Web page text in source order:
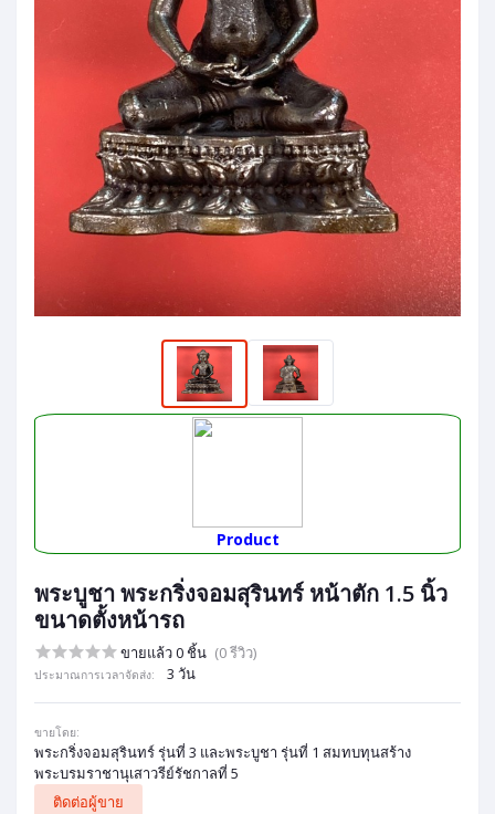
Product
พระบูชา พระกริ่งจอมสุรินทร์ หน้าตัก 1.5 นิ้ว
ขนาดตั้งหน้ารถ
ขายแล้ว 0 ชิ้น (0 รีวิว)
ประมาณการเวลาจัดส่ง: 3 วัน
ขายโดย:
พระกริ่งจอมสุรินทร์ รุ่นที่ 3 และพระบูชา รุ่นที่ 1 สมทบทุนสร้าง
พระบรมราชานุเสาวรีย์รัชกาลที่ 5
ติดต่อผู้ขาย